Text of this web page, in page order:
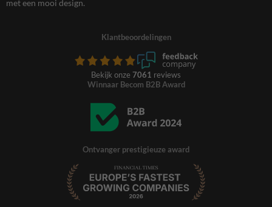
met een mooi design.
Klantbeoordelingen
Bekijk onze 7061 reviews
Winnaar Becom B2B Award
Ontvanger prestigieuze award